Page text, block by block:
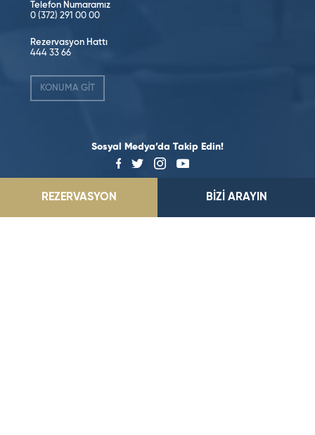
Telefon Numaramız
0 (372) 291 00 00
Rezervasyon Hattı
444 33 66
KONUMA GİT
Sosyal Medya’da Takip Edin!
REZERVASYON BİZİ ARAYIN